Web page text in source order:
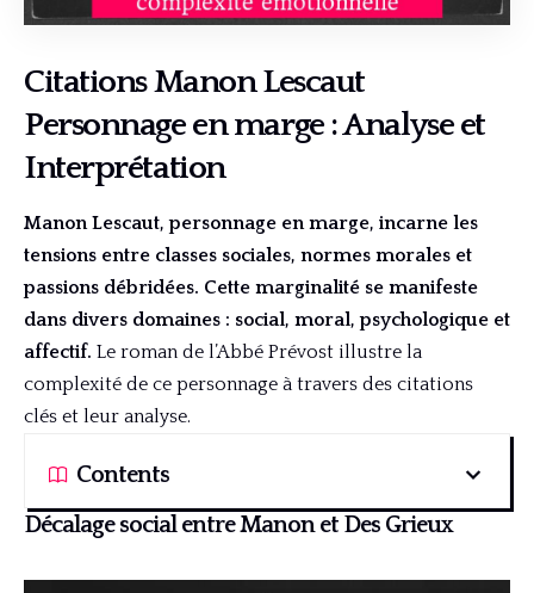
Citations Manon Lescaut
Personnage en marge : Analyse et
Interprétation
Manon Lescaut, personnage en marge, incarne les
tensions entre classes sociales, normes morales et
passions débridées. Cette marginalité se manifeste
dans divers domaines : social, moral, psychologique et
affectif. Le roman de l’Abbé Prévost illustre la
complexité de ce personnage à travers des citations
clés et leur analyse.
Contents
Décalage social entre Manon et Des Grieux